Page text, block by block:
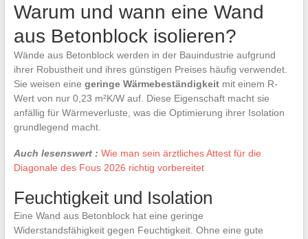
Warum und wann eine Wand
aus Betonblock isolieren?
Wände aus Betonblock werden in der Bauindustrie aufgrund
ihrer Robustheit und ihres günstigen Preises häufig verwendet.
Sie weisen eine geringe Wärmebeständigkeitmit einem R-
Wert von nur 0,23 m²K/W auf. Diese Eigenschaft macht sie
anfällig für Wärmeverluste, was die Optimierung ihrer Isolation
grundlegend macht.
Auch lesenswert : Wie man sein ärztliches Attest für die
Diagonale des Fous 2026 richtig vorbereitet
Feuchtigkeit und Isolation
Eine Wand aus Betonblock hat eine geringe
Widerstandsfähigkeit gegen Feuchtigkeit. Ohne eine gute